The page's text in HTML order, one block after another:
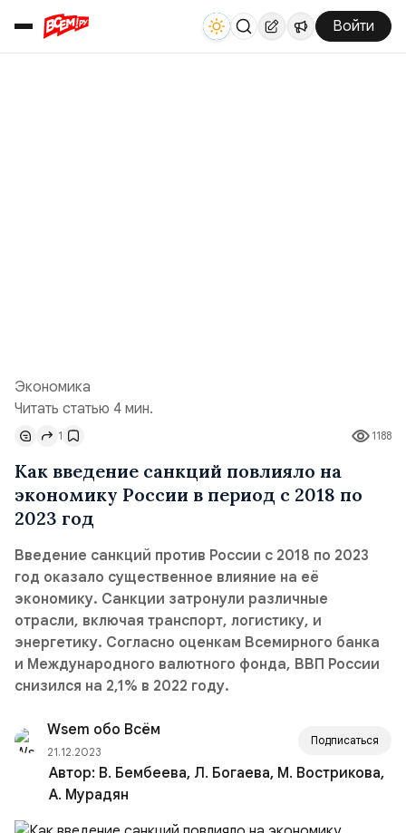
Войти
Экономика
Читать статью 4 мин.
1188
1
Как введение санкций повлияло на
экономику России в период с 2018 по
2023 год
Введение санкций против России с 2018 по 2023
год оказало существенное влияние на её
экономику. Санкции затронули различные
отрасли, включая транспорт, логистику, и
энергетику. Согласно оценкам Всемирного банка
и Международного валютного фонда, ВВП России
снизился на 2,1% в 2022 году.
Wsem обо Всём
21.12.2023
Подписаться
Автор: В. Бембеева, Л. Богаева, М. Вострикова,
А. Мурадян